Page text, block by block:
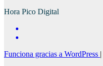
Hora Pico Digital
Funciona gracias a WordPress |